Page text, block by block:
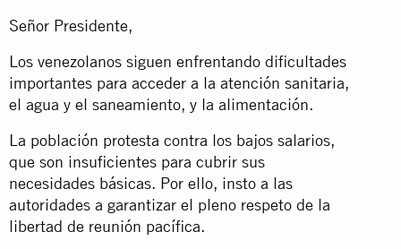
Señor Presidente,
Los venezolanos siguen enfrentando dificultades
importantes para acceder a la atención sanitaria,
el agua y el saneamiento, y la alimentación.
La población protesta contra los bajos salarios,
que son insuficientes para cubrir sus
necesidades básicas. Por ello, insto a las
autoridades a garantizar el pleno respeto de la
libertad de reunión pacífica.